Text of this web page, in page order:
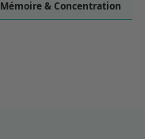
Mémoire & Concentration